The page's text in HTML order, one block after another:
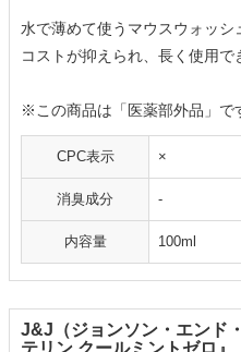
水で薄めて使うマウスウォッ
コストが抑えられ、長く使用で
※この商品は「医薬部外品」で
CPC表示 ×
消臭成分 -
内容量 100ml
J&J（ジョンソン・エンド
テリン クールミントゼロ』